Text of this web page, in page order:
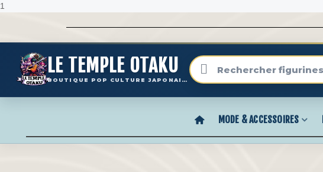
1
LE TEMPLE OTAKU
BOUTIQUE POP CULTURE JAPONAISE
MODE & ACCESSOIRES